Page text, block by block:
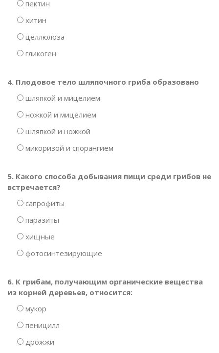
пектин
хитин
целлюлоза
гликоген
4. Плодовое тело шляпочного гриба образовано
шляпкой и мицелием
ножкой и мицелием
шляпкой и ножкой
микоризой и спорангием
5. Какого способа добывания пищи среди грибов не
встречается?
сапрофиты
паразиты
хищные
фотосинтезирующие
6. К грибам, получающим органические вещества
из корней деревьев, относится:
мукор
пеницилл
дрожжи